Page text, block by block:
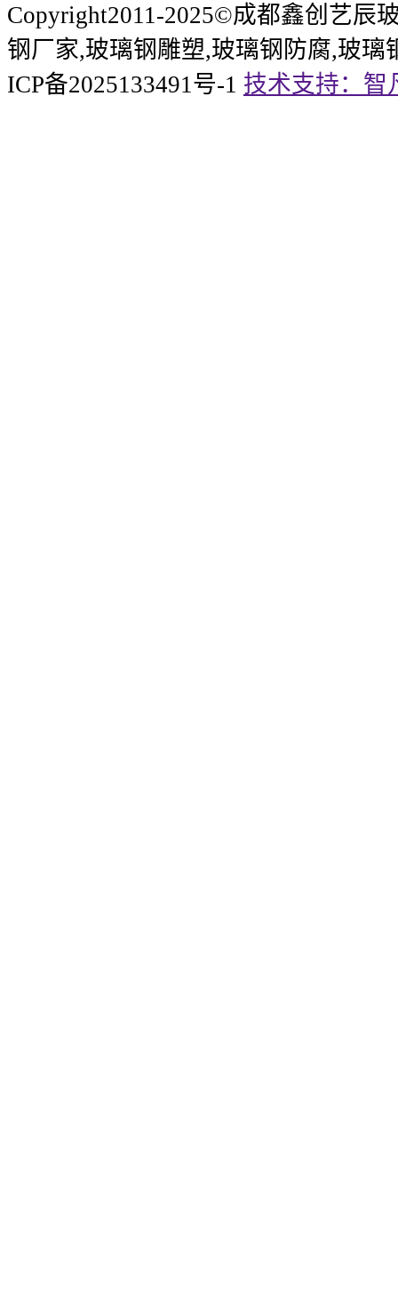
Copyright2011-2025©成都鑫创艺辰
钢厂家,玻璃钢雕塑,玻璃钢防腐,玻璃
ICP备2025133491号-1 技术支持：智